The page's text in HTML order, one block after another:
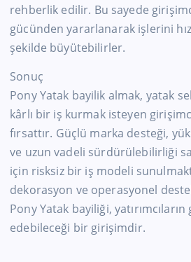
rehberlik edilir. Bu sayede
gücünden yararlanarak işlerini
şekilde büyütebilirler.
Sonuç
Pony Yatak bayilik almak, yatak
kârlı bir iş kurmak isteyen
fırsattır. Güçlü marka desteği,
ve uzun vadeli sürdürülebilirliği
için risksiz bir iş modeli
dekorasyon ve operasyonel
Pony Yatak bayiliği,
edebileceği bir girişimdir.